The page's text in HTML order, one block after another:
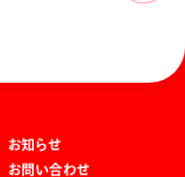
お知らせ
お問い合わせ